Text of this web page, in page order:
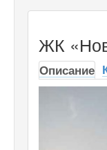
ЖК
Описание